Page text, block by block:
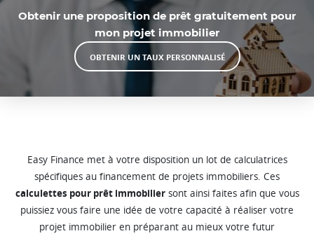
Obtenir une proposition de prêt gratuitement pour
mon projet immobilier
OBTENIR UN TAUX PERSONNALISÉ
Easy Finance met à votre disposition un lot de calculatrices
spécifiques au financement de projets immobiliers. Ces
calculettes pour prêt immobiliersont ainsi faites afin que vous
puissiez vous faire une idée de votre capacité à réaliser votre
projet immobilier en préparant au mieux votre futur